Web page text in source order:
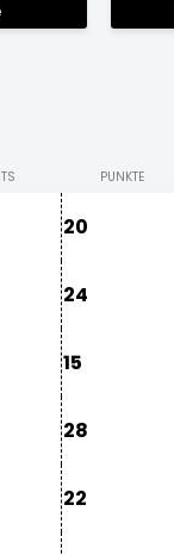
PUNKTE
20
24
15
28
22